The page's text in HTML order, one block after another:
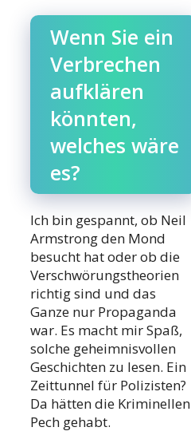
Wenn Sie ein
Verbrechen
aufklären
könnten,
welches wäre
es?
Ich bin gespannt, ob Neil
Armstrong den Mond
besucht hat oder ob die
Verschwörungstheorien
richtig sind und das
Ganze nur Propaganda
war. Es macht mir Spaß,
solche geheimnisvollen
Geschichten zu lesen. Ein
Zeittunnel für Polizisten?
Da hätten die Kriminellen
Pech gehabt.